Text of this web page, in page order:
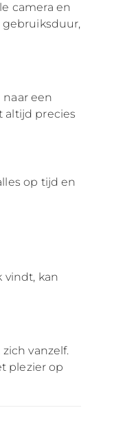
camera en
gebruiksduur,
een
altijd precies
op tijd en
vindt, kan
vanzelf.
plezier op